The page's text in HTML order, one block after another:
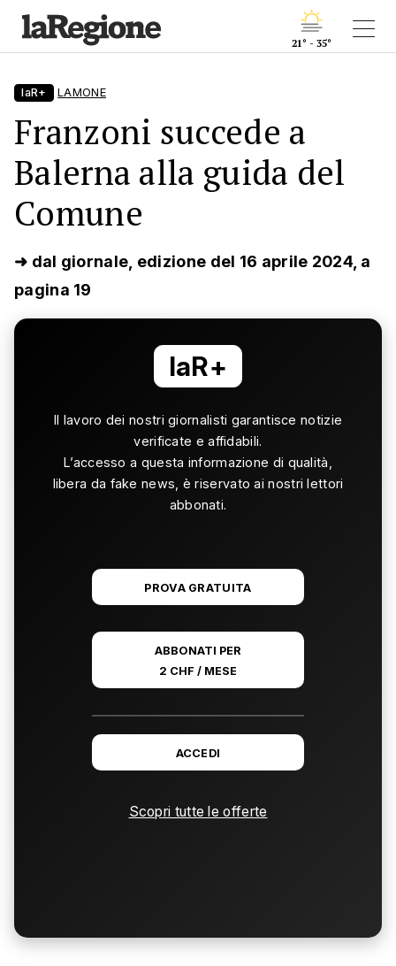
21° - 35°
laR+ LAMONE
Franzoni succede a
Balerna alla guida del
Comune
➜ dal giornale, edizione del 16 aprile 2024, a
pagina 19
laR+
Il lavoro dei nostri giornalisti garantisce notizie
verificate e affidabili.
L’accesso a questa informazione di qualità,
libera da fake news, è riservato ai nostri lettori
abbonati.
PROVA GRATUITA
ABBONATI PER
2 CHF / MESE
ACCEDI
Scopri tutte le offerte